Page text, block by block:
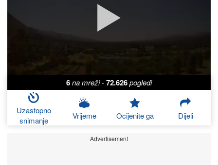
6na mreži-72.626pogledi
Uzastopno
snimanje
Vrijeme Ocijenite ga Dijeli
Advertisement